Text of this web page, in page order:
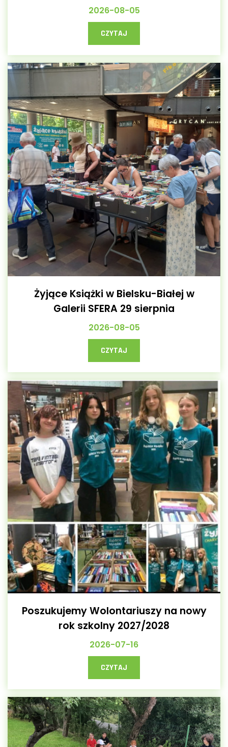
2026-08-05
CZYTAJ
Żyjące Książki w Bielsku-Białej w
Galerii SFERA 29 sierpnia
2026-08-05
CZYTAJ
Poszukujemy Wolontariuszy na nowy
rok szkolny 2027/2028
2026-07-16
CZYTAJ